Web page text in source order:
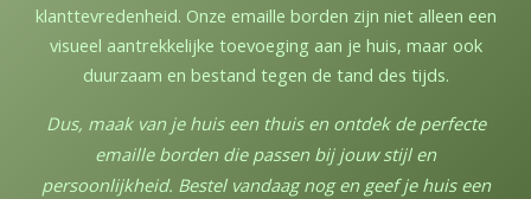
klanttevredenheid. Onze emaille borden zijn niet alleen een
visueel aantrekkelijke toevoeging aan je huis, maar ook
duurzaam en bestand tegen de tand des tijds.
Dus, maak van je huis een thuis en ontdek de perfecte
emaille borden die passen bij jouw stijl en
persoonlijkheid. Bestel vandaag nog en geef je huis een